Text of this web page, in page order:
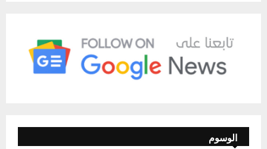
الوسوم